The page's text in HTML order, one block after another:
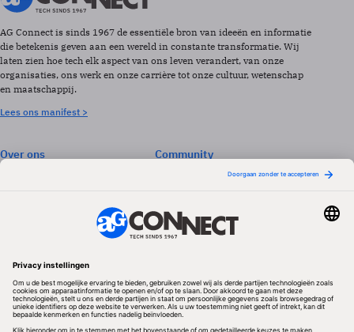
AG Connect is sinds 1967 de essentiële bron van ideeën en informatie
die betekenis geven aan een wereld in constante transformatie. Wij
laten zien hoe tech elk aspect van ons leven verandert, van onze
organisaties, ons werk en onze carrière tot onze cultuur, wetenschap
en maatschappij.
Lees ons manifest >
Over ons
Privacyinstellingen
Community
Events & Opleidingen
Vacatures
Whitepapers
Volg ons